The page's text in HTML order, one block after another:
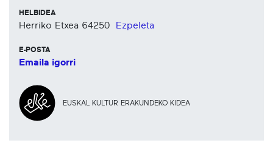
HELBIDEA
Herriko Etxea 64250 Ezpeleta
E-POSTA
Emaila igorri
EUSKAL KULTUR ERAKUNDEKO KIDEA